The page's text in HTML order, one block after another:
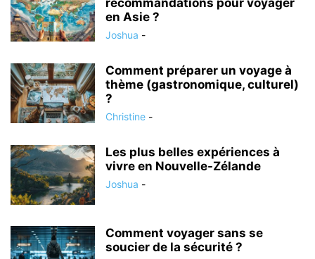
recommandations pour voyager
en Asie ?
Joshua -
Comment préparer un voyage à
thème (gastronomique, culturel)
?
Christine -
Les plus belles expériences à
vivre en Nouvelle-Zélande
Joshua -
Comment voyager sans se
soucier de la sécurité ?